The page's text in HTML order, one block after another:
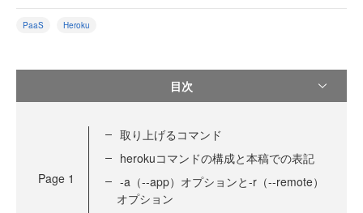
PaaS Heroku
目次
Page 1
取り上げるコマンド
herokuコマンドの構成と本稿での表記
-a（--app）オプションと-r（--remote）
オプション